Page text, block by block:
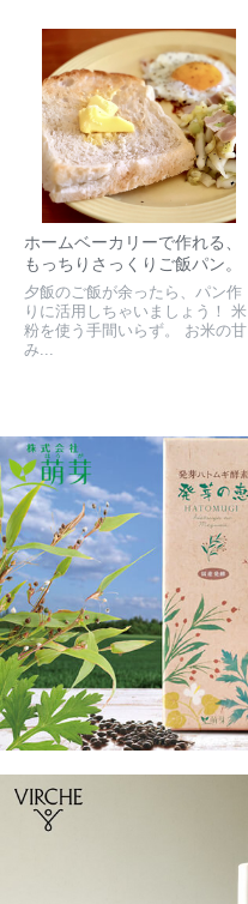
ホームベーカリーで作れる、
もっちりさっくりご飯パン。
夕飯のご飯が余ったら、パン作
りに活用しちゃいましょう！ 米
粉を使う手間いらず。 お米の甘
み...